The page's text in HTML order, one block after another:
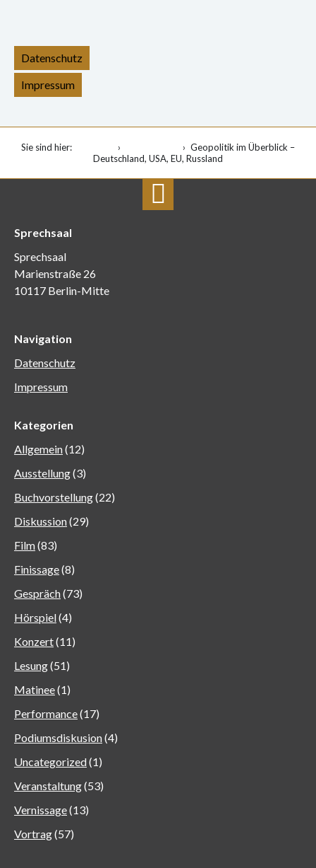
Datenschutz
Impressum
Sie sind hier:
Geopolitik im Überblick –
Deutschland, USA, EU, Russland
Sprechsaal
Sprechsaal
Marienstraße 26
10117 Berlin-Mitte
Navigation
Datenschutz
Impressum
Kategorien
Allgemein(12)
Ausstellung(3)
Buchvorstellung(22)
Diskussion(29)
Film(83)
Finissage(8)
Gespräch(73)
Hörspiel(4)
Konzert(11)
Lesung(51)
Matinee(1)
Performance(17)
Podiumsdiskusion(4)
Uncategorized(1)
Veranstaltung(53)
Vernissage(13)
Vortrag(57)